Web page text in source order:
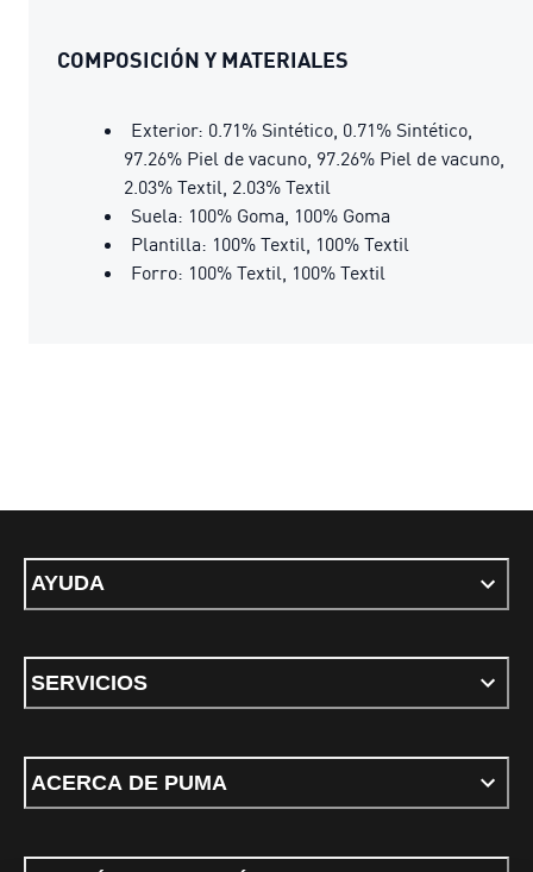
COMPOSICIÓN Y MATERIALES
Exterior: 0.71% Sintético, 0.71% Sintético,
97.26% Piel de vacuno, 97.26% Piel de vacuno,
2.03% Textil, 2.03% Textil
Suela: 100% Goma, 100% Goma
Plantilla: 100% Textil, 100% Textil
Forro: 100% Textil, 100% Textil
AYUDA
SERVICIOS
ACERCA DE PUMA